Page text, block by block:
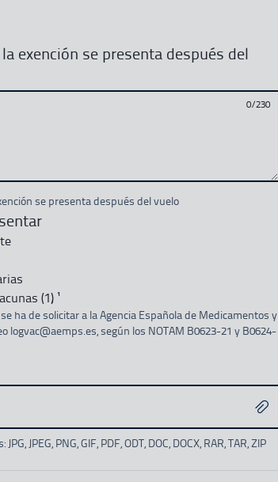
exención se presenta después del
0/230
se presenta después del vuelo
(1) ¹
ha de solicitar a la Agencia Española de Medicamentos y
logvac@aemps.es, según los NOTAM B0623-21 y B0624-
JPEG, PNG, GIF, PDF, ODT, DOC, DOCX, RAR, TAR, ZIP